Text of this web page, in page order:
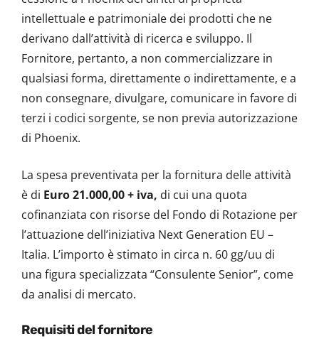
intellettuale e patrimoniale dei prodotti che ne
derivano dall’attività di ricerca e sviluppo. Il
Fornitore, pertanto, a non commercializzare in
qualsiasi forma, direttamente o indirettamente, e a
non consegnare, divulgare, comunicare in favore di
terzi i codici sorgente, se non previa autorizzazione
di Phoenix.
La spesa preventivata per la fornitura delle attività
è di Euro21.000,00 + iva, di cui una quota
cofinanziata con risorse del Fondo di Rotazione per
l’attuazione dell’iniziativa Next Generation EU –
Italia. L’importo è stimato in circa n. 60 gg/uu di
una figura specializzata “Consulente Senior”, come
da analisi di mercato.
Requisiti del fornitore